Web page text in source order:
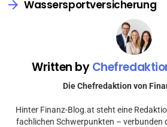
Wassersportversicherung
Written by
Die Chefredaktion von
Hinter Finanz-Blog.at steht eine
fachlichen Schwerpunkten – verbunden